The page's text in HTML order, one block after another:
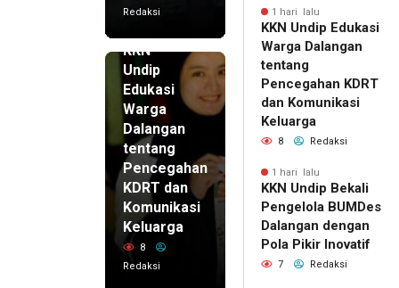
Redaksi
KKN
Undip
Edukasi
Warga
Dalangan
tentang
Pencegahan
KDRT dan
Komunikasi
Keluarga
8
Redaksi
1 hari lalu
KKN Undip Edukasi
Warga Dalangan
tentang
Pencegahan KDRT
dan Komunikasi
Keluarga
8 Redaksi
1 hari lalu
KKN Undip Bekali
Pengelola BUMDes
Dalangan dengan
Pola Pikir Inovatif
7 Redaksi